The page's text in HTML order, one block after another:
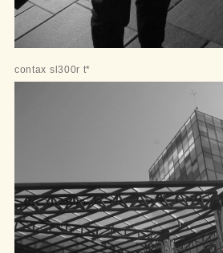
contax sl300r t*